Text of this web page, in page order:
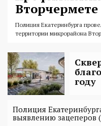
Полиция Екатеринбурга
территории микрорайона
году
Полиция
выявлению зацеперов